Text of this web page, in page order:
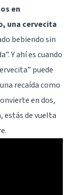
en
una cervecita
bebiendo sin
Y ahí es cuando
puede
recaída como
en dos,
estás de vuelta